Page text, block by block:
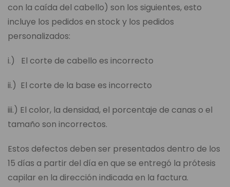
con la caída del cabello) son los siguientes, esto
incluye los pedidos en stock y los pedidos
personalizados:
i.) El corte de cabello es incorrecto
ii.) El corte de la base es incorrecto
iii.) El color, la densidad, el porcentaje de canas o el
tamaño son incorrectos.
Estos defectos deben ser presentados dentro de los
15 días a partir del día en que se entregó la prótesis
capilar en la dirección indicada en la factura.